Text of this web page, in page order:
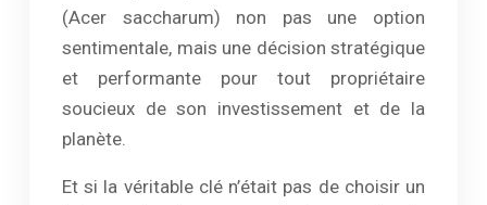
(Acer saccharum) non pas une option
sentimentale, mais une décision stratégique
et performante pour tout propriétaire
soucieux de son investissement et de la
planète.
Et si la véritable clé n’était pas de choisir un